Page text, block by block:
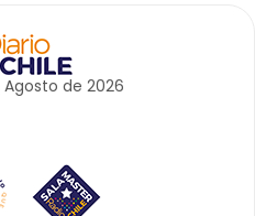
Agosto de 2026